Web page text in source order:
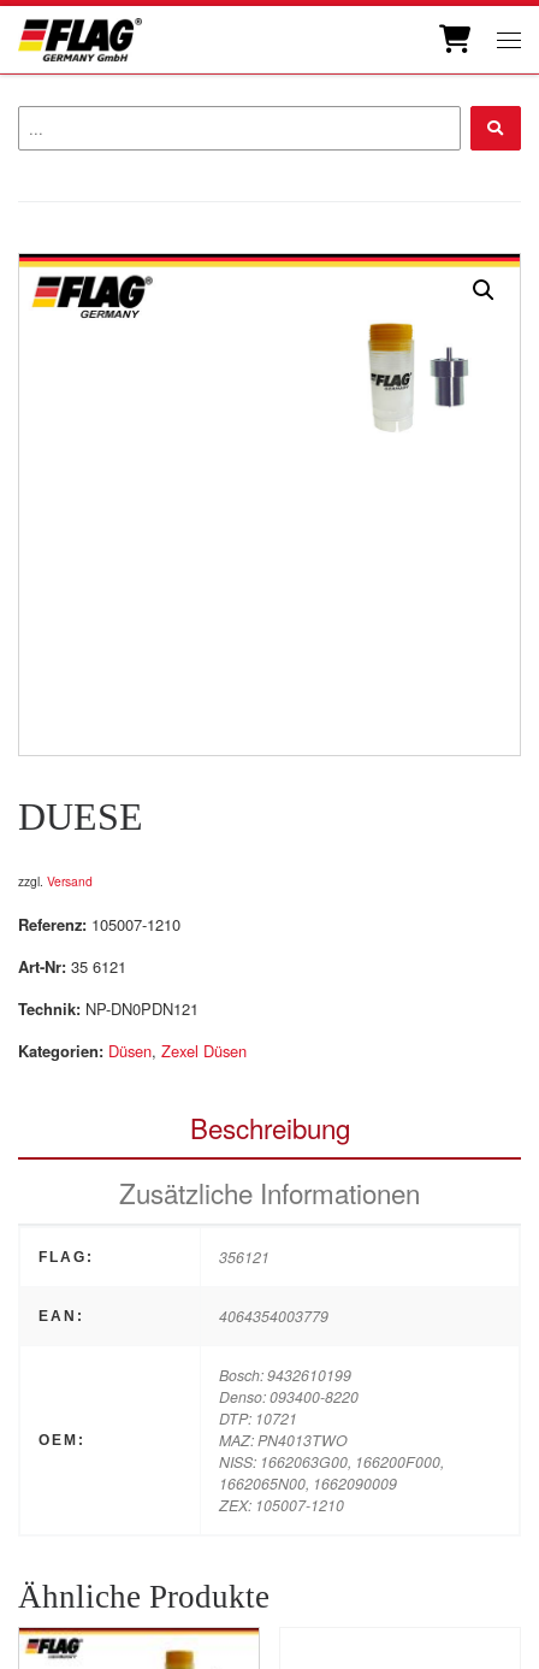
Zum Inhalt springen
DUESE
zzgl. Versand
Referenz: 105007-1210
Art-Nr: 35 6121
Technik: NP-DN0PDN121
Kategorien: Düsen, Zexel Düsen
Beschreibung
Zusätzliche Informationen
FLAG: 356121
EAN: 4064354003779
OEM:
Bosch: 9432610199
Denso: 093400-8220
DTP: 10721
MAZ: PN4013TWO
NISS: 1662063G00, 166200F000,
1662065N00, 1662090009
ZEX: 105007-1210
Ähnliche Produkte